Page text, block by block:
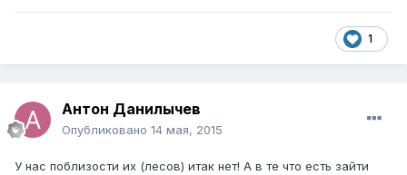
1
Антон Данилычев
Опубликовано 14 мая, 2015
У нас поблизости их (лесов) итак нет! А в те что есть зайти